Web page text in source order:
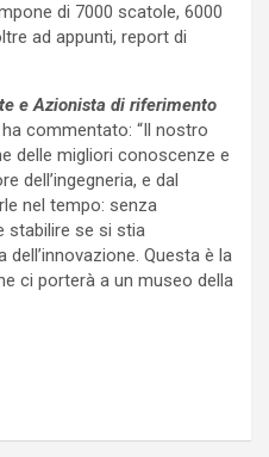
di 7000 scatole, 6000
ad appunti, report di
e Azionista di riferimento
ha commentato: “Il nostro
delle migliori conoscenze e
dell’ingegneria, e dal
nel tempo: senza
stabilire se si stia
Questa è la
ci porterà a un museo della